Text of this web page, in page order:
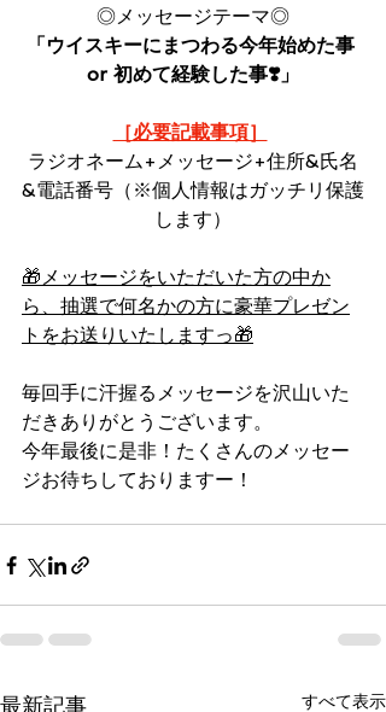
◎メッセージテーマ◎
「ウイスキーにまつわる今年始めた事
or 初めて経験した事❣️」
［必要記載事項］
ラジオネーム+メッセージ+住所&氏名
&電話番号（※個人情報はガッチリ保護
します）
🎁メッセージをいただいた方の中か
ら、抽選で何名かの方に豪華プレゼン
トをお送りいたしますっ🎁
毎回手に汗握るメッセージを沢山いた
だきありがとうございます。
今年最後に是非！たくさんのメッセー
ジお待ちしておりますー！
最新記事 すべて表示